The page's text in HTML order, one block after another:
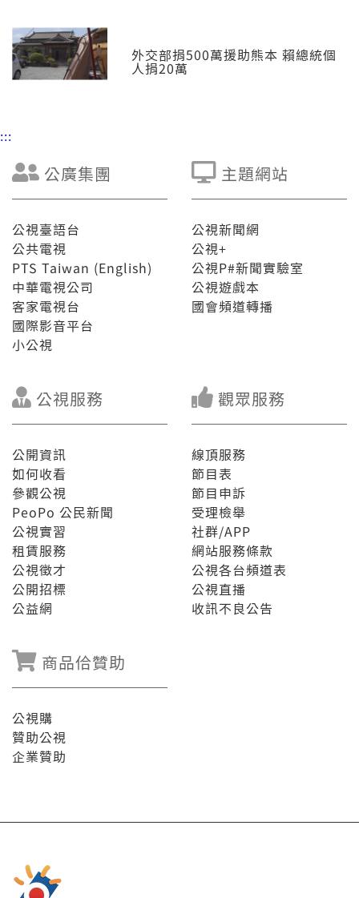
外交部捐500萬援助熊本 賴總統個
人捐20萬
:::
公廣集團
公視臺語台
公共電視
PTS Taiwan (English)
中華電視公司
客家電視台
國際影音平台
小公視
主題網站
公視新聞網
公視+
公視P#新聞實驗室
公視遊戲本
國會頻道轉播
公視服務
公開資訊
如何收看
參觀公視
PeoPo 公民新聞
公視實習
租賃服務
公視徵才
公開招標
公益網
觀眾服務
線頂服務
節目表
節目申訴
受理檢舉
社群/APP
網站服務條款
公視各台頻道表
公視直播
收訊不良公告
商品佮贊助
公視購
贊助公視
企業贊助